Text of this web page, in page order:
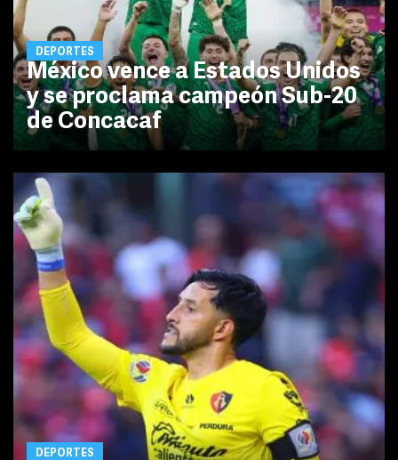
DEPORTES
México vence a Estados Unidos
y se proclama campeón Sub-20
de Concacaf
DEPORTES